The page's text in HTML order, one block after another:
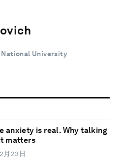
University
anxiety is real. Why talking
matters
月23日